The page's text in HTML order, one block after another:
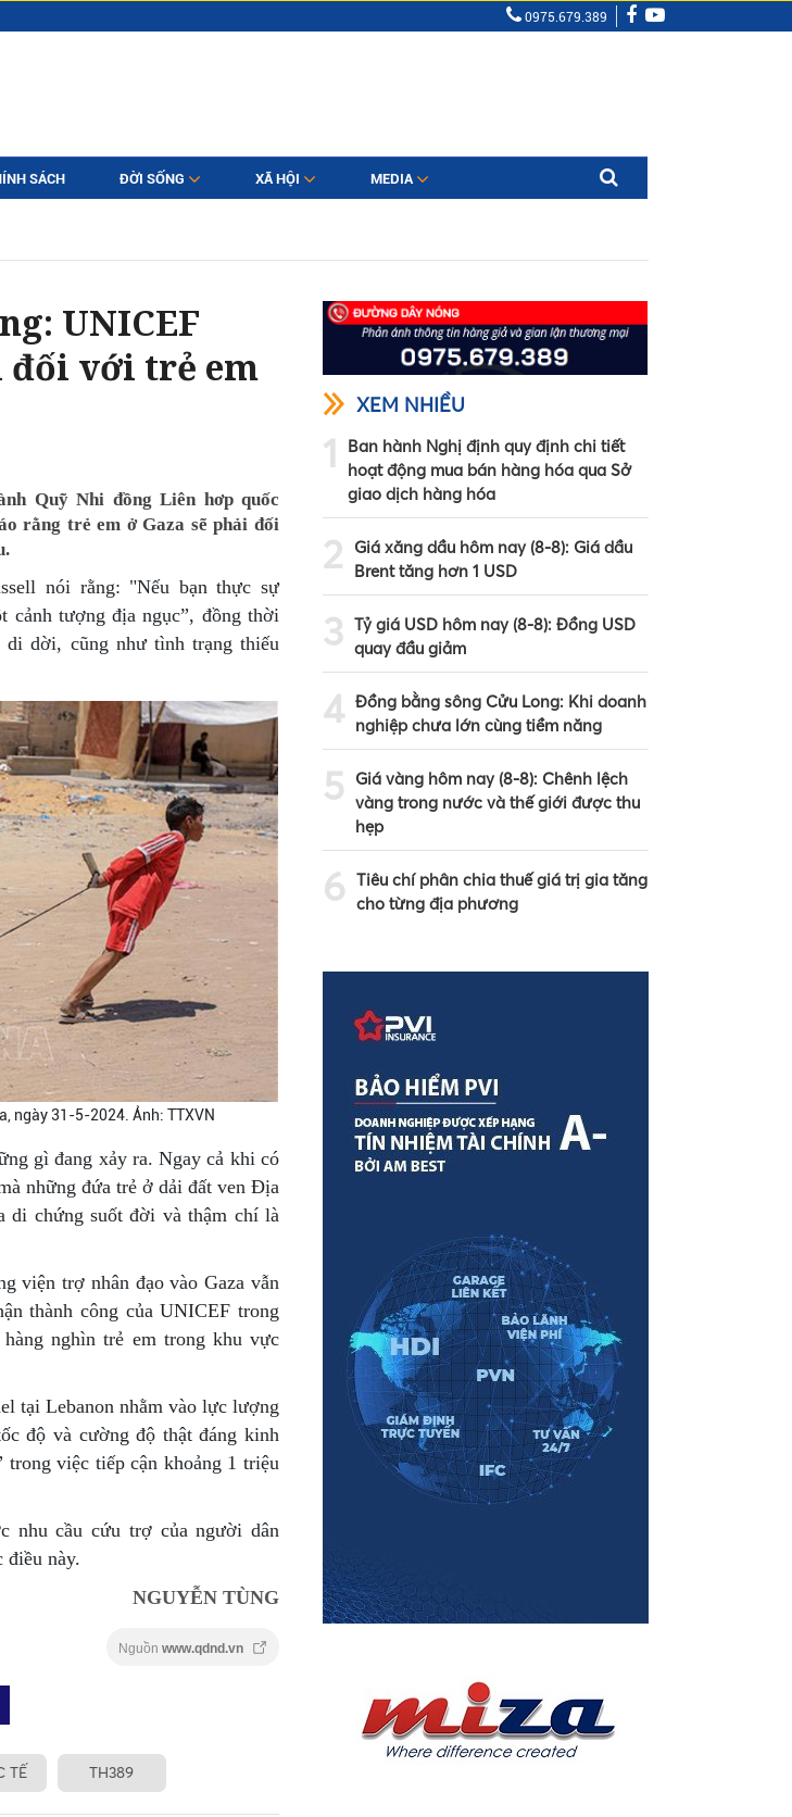
0975.679.389
SÁCH ĐỜI SỐNG XÃ HỘI MEDIA
UNICEF
đối với trẻ em
Quỹ Nhi đồng Liên hơp quốc
rằng trẻ em ở Gaza sẽ phải đối
nói rằng: "Nếu bạn thực sự
cảnh tượng địa ngục”, đồng thời
dời, cũng như tình trạng thiếu
ngày 31-5-2024. Ảnh: TTXVN
gì đang xảy ra. Ngay cả khi có
những đứa trẻ ở dải đất ven Địa
di chứng suốt đời và thậm chí là
viện trợ nhân đạo vào Gaza vẫn
thành công của UNICEF trong
nghìn trẻ em trong khu vực
tại Lebanon nhằm vào lực lượng
độ và cường độ thật đáng kinh
trong việc tiếp cận khoảng 1 triệu
nhu cầu cứu trợ của người dân
điều này.
NGUYỄN TÙNG
Nguồn www.qdnd.vn
TẾ TH389
XEM NHIỀU
1
Ban hành Nghị định quy định chi tiết
hoạt động mua bán hàng hóa qua Sở
giao dịch hàng hóa
2
Giá xăng dầu hôm nay (8-8): Giá dầu
Brent tăng hơn 1 USD
3 Tỷ giá USD hôm nay (8-8): Đồng USD
quay đầu giảm
4 Đồng bằng sông Cửu Long: Khi doanh
nghiệp chưa lớn cùng tiềm năng
5
Giá vàng hôm nay (8-8): Chênh lệch
vàng trong nước và thế giới được thu
hẹp
6 Tiêu chí phân chia thuế giá trị gia tăng
cho từng địa phương